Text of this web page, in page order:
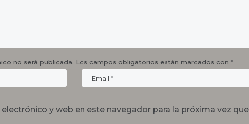
no será publicada. Los campos obligatorios están marcados con *
y web en este navegador para la próxima vez que